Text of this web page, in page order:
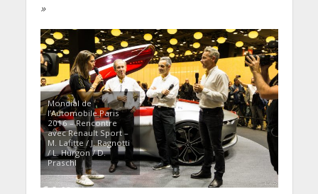
»
Mondial de
l’Automobile Paris
2016 – Rencontre
avec Renault Sport –
M. Lafitte / J. Ragnotti
/ L. Hurgon / D.
Praschl